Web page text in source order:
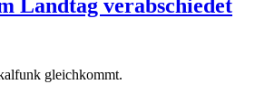
Landtag verabschiedet
gleichkommt.